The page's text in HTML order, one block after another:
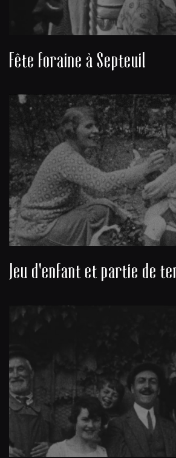
Fête foraine à Septeuil
Jeu d'enfant et partie de